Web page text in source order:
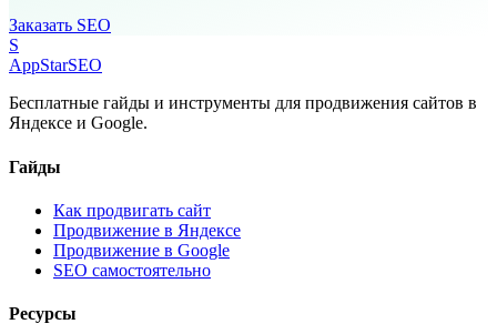
Заказать SEO
S
AppStarSEO
Бесплатные гайды и инструменты для продвижения сайтов в
Яндексе и Google.
Гайды
Как продвигать сайт
Продвижение в Яндексе
Продвижение в Google
SEO самостоятельно
Ресурсы